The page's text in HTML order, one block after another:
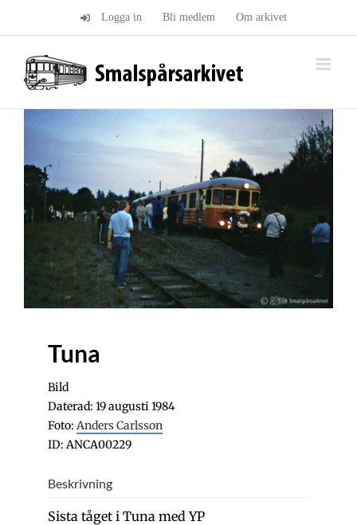
Logga in Bli medlem Om arkivet
Tuna
Bild
Daterad: 19 augusti 1984
Foto: Anders Carlsson
ID: ANCA00229
Beskrivning
Sista tåget i Tuna med YP